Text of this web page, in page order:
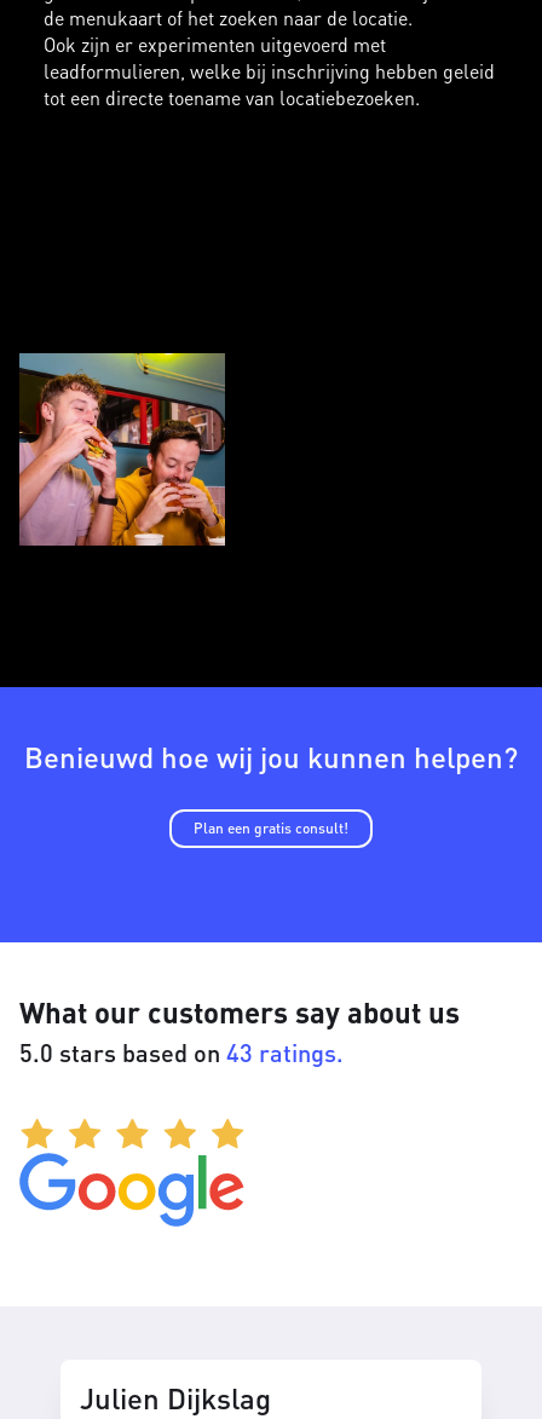
de menukaart of het zoeken naar de locatie.
Ook zijn er experimenten uitgevoerd met
leadformulieren, welke bij inschrijving hebben geleid
tot een directe toename van locatiebezoeken.
Benieuwd hoe wij jou kunnen helpen?
Plan een gratis consult!
What our customers say about us
5.0 stars based on 43 ratings.
Julien Dijkslag